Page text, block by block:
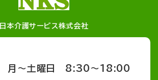
日本介護サービス株式会社
月～土曜日 8:30～18:00